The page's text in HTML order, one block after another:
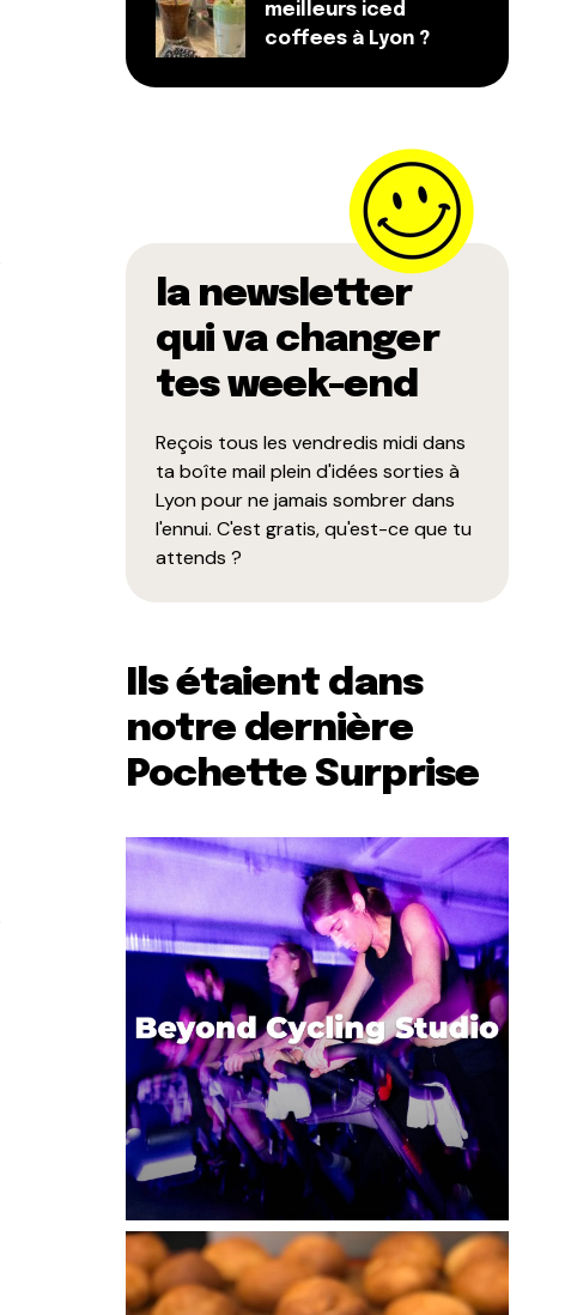
meilleurs iced
coffees à Lyon ?
la newsletter
qui va changer
tes week-end
Reçois tous les vendredis midi dans
ta boîte mail plein d'idées sorties à
Lyon pour ne jamais sombrer dans
l'ennui. C'est gratis, qu'est-ce que tu
attends ?
Ils étaient dans
notre dernière
Pochette Surprise